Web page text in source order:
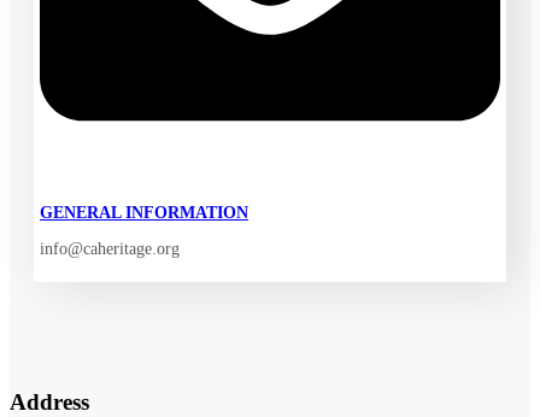
GENERAL INFORMATION
info@caheritage.org
Address